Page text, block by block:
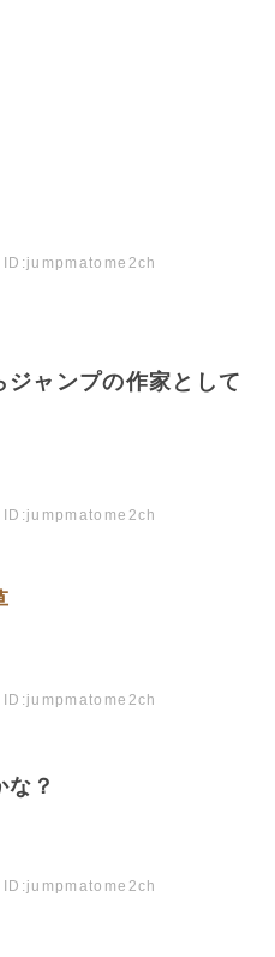
ID:jumpmatome2ch
ャンプの作家として
ID:jumpmatome2ch
ID:jumpmatome2ch
？
ID:jumpmatome2ch